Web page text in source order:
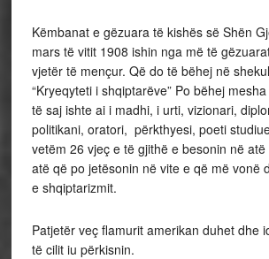
Këmbanat e gëzuara të kishës së Shën
mars të vitit 1908 ishin nga më të
vjetër të mençur. Që do të bëhej në
“Kryeqyteti i shqiptarëve” Po bëhej
të saj ishte ai i madhi, i urti, vizionari,
politikani, oratori, përkthyesi, poeti
vetëm 26 vjeç e të gjithë e besonin në
atë që po jetësonin në vite e që më vonë
e shqiptarizmit.
Patjetër veç flamurit amerikan duhet dhe
të cilit iu përkisnin.